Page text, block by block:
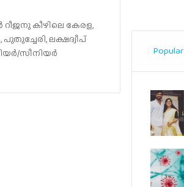
കീഴിലെ കേരള,
ലക്ഷദ്വീപ്
സീനിയർ
Popular